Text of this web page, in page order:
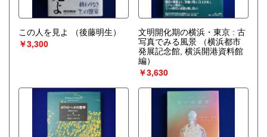
この人を見よ
（後藤明生）
￥3,300
文明開化期の横浜・東京 : 古
写真でみる風景
（横浜都市
発展記念館, 横浜開港資料館
編）
￥3,630